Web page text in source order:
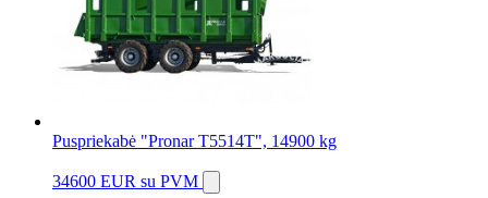
Puspriekabė "Pronar T5514T", 14900 kg
34600 EUR su PVM